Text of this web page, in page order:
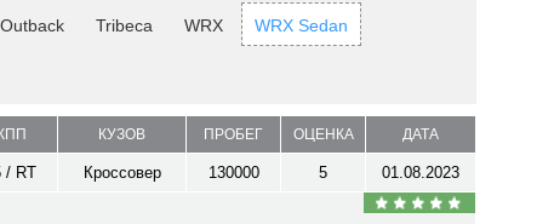
Outback Tribeca WRX WRX Sedan
КУЗОВ ПРОБЕГ ОЦЕНКА ДАТА
/ RT Кроссовер 130000 5 01.08.2023